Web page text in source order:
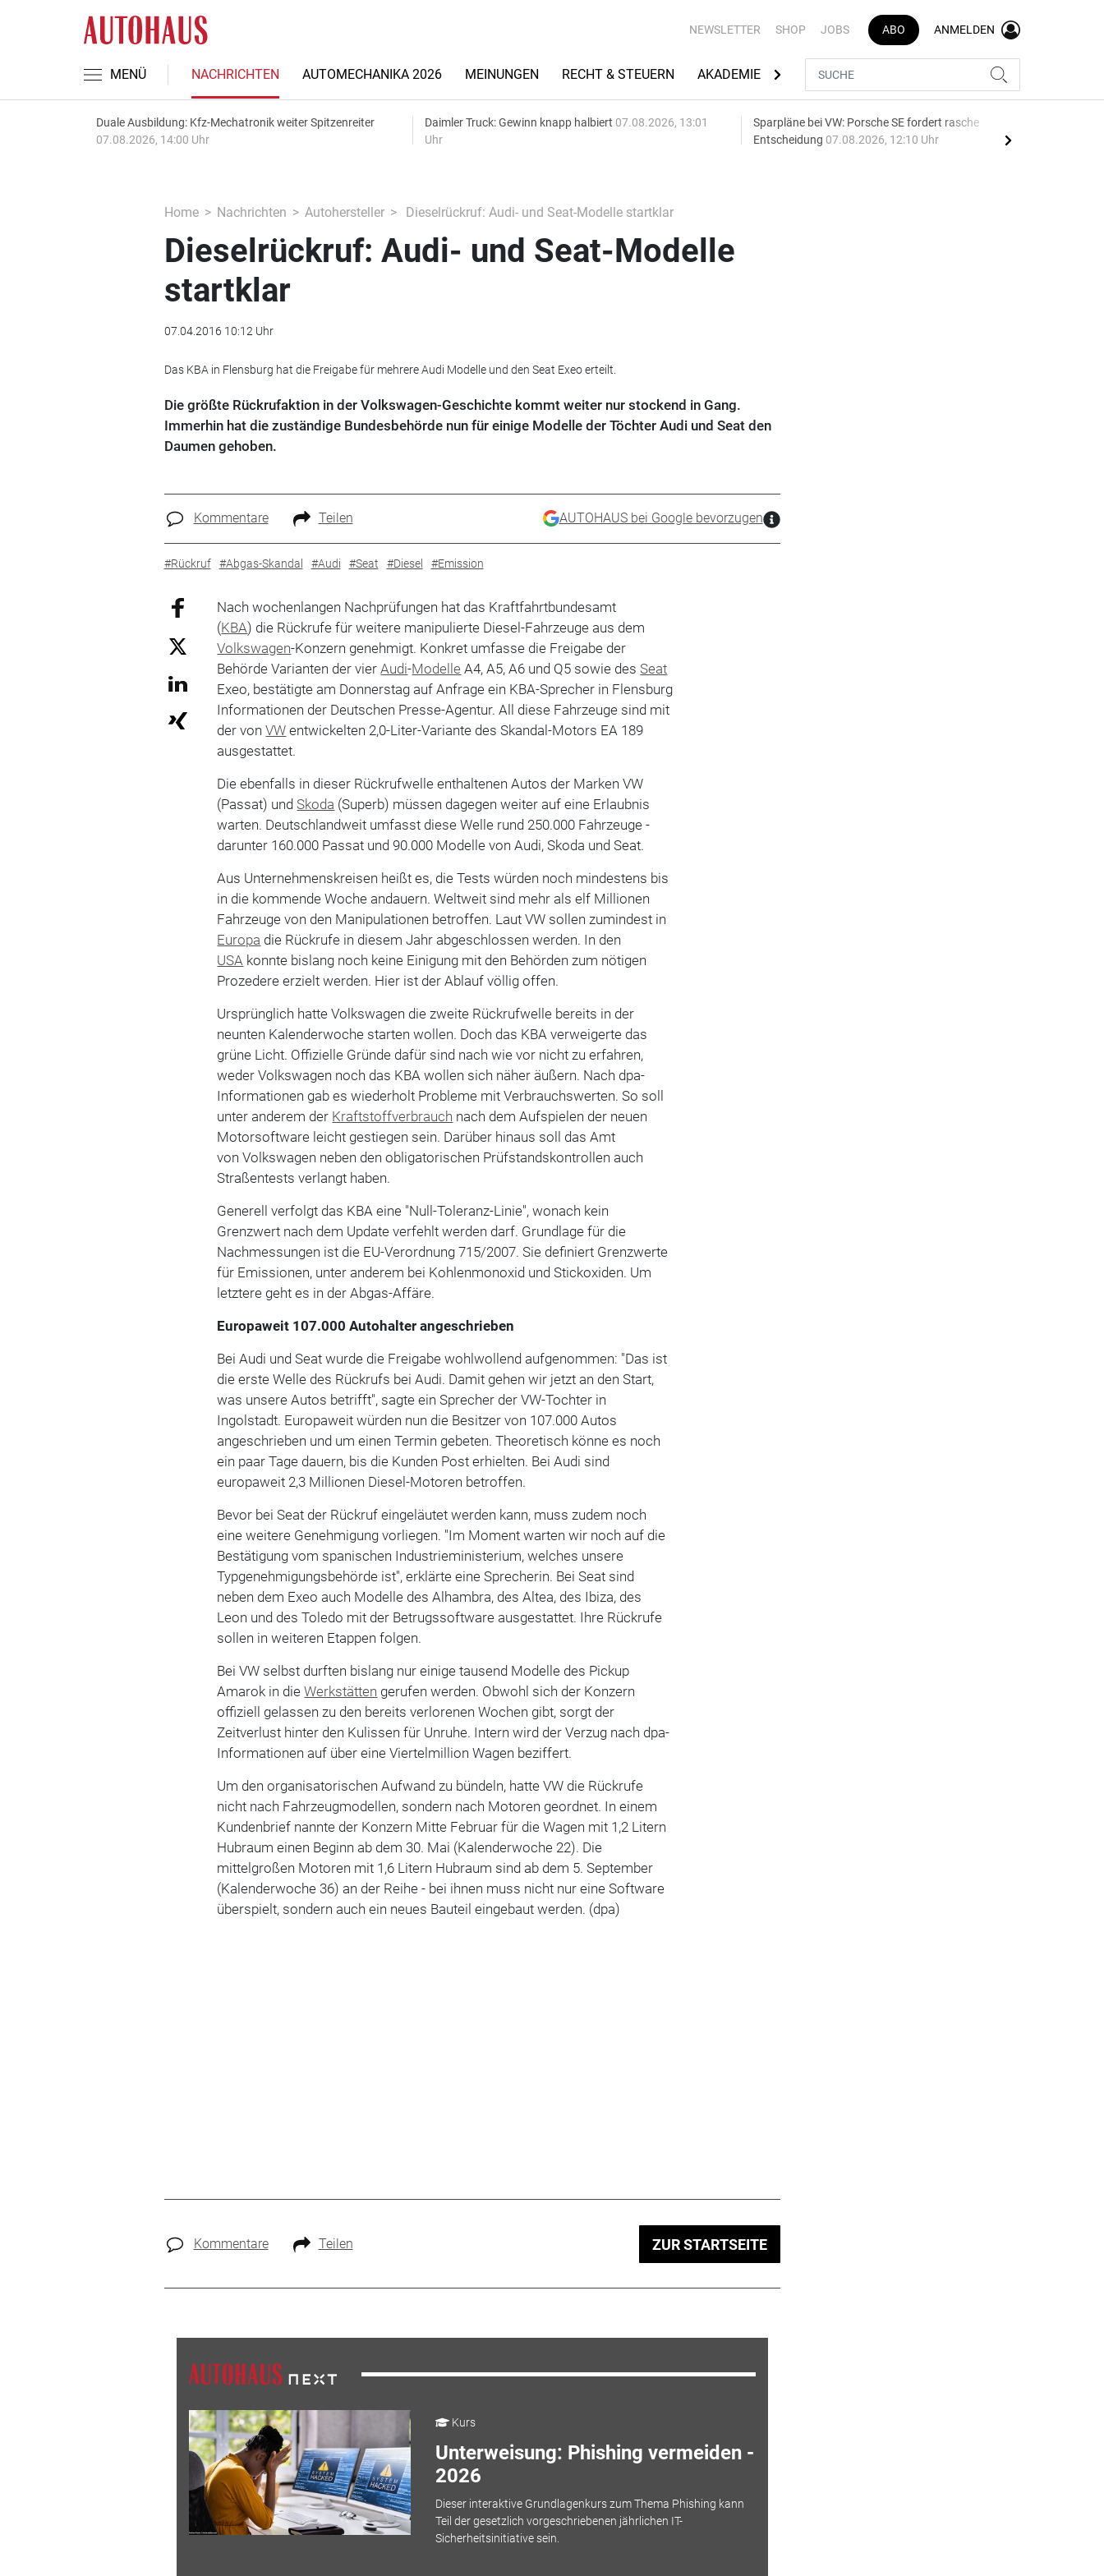
NEWSLETTER SHOP JOBS ABO ANMELDEN
MENÜ NACHRICHTEN AUTOMECHANIKA 2026 MEINUNGEN RECHT & STEUERN AKADEMIE AUTOMARKEN
Duale Ausbildung: Kfz-Mechatronik weiter Spitzenreiter
07.08.2026, 14:00 Uhr
Daimler Truck: Gewinn knapp halbiert 07.08.2026, 13:01
Uhr
Sparpläne bei VW: Porsche SE fordert rasche
Entscheidung 07.08.2026, 12:10 Uhr
Home Nachrichten Autohersteller Dieselrückruf: Audi- und Seat-Modelle startklar
Dieselrückruf: Audi- und Seat-Modelle
startklar
07.04.2016 10:12 Uhr
Das KBA in Flensburg hat die Freigabe für mehrere Audi Modelle und den Seat Exeo erteilt.
Die größte Rückrufaktion in der Volkswagen-Geschichte kommt weiter nur stockend in Gang.
Immerhin hat die zuständige Bundesbehörde nun für einige Modelle der Töchter Audi und Seat den
Daumen gehoben.
Kommentare Teilen AUTOHAUS bei Google bevorzugen
#Rückruf #Abgas-Skandal #Audi #Seat #Diesel #Emission
Nach wochenlangen Nachprüfungen hat das Kraftfahrtbundesamt
(KBA) die Rückrufe für weitere manipulierte Diesel-Fahrzeuge aus dem
Volkswagen-Konzern genehmigt. Konkret umfasse die Freigabe der
Behörde Varianten der vierAudi-Modelle A4, A5, A6 und Q5 sowie des Seat
Exeo, bestätigte am Donnerstag auf Anfrage ein KBA-Sprecher in Flensburg
Informationen der Deutschen Presse-Agentur. All diese Fahrzeuge sind mit
der vonVW entwickelten 2,0-Liter-Variante des Skandal-Motors EA 189
ausgestattet.
Die ebenfalls in dieser Rückrufwelle enthaltenen Autos der Marken VW
(Passat) und Skoda (Superb) müssen dagegen weiter auf eine Erlaubnis
warten. Deutschlandweit umfasst diese Welle rund 250.000 Fahrzeuge -
darunter 160.000 Passat und 90.000 Modelle von Audi, Skoda und Seat.
Aus Unternehmenskreisen heißt es, die Tests würden noch mindestens bis
in die kommende Woche andauern. Weltweit sind mehr als elf Millionen
Fahrzeuge von den Manipulationen betroffen. Laut VW sollen zumindest in
Europa die Rückrufe in diesem Jahr abgeschlossen werden. In den
USA konnte bislang noch keine Einigung mit den Behörden zum nötigen
Prozedere erzielt werden. Hier ist der Ablauf völlig offen.
Ursprünglich hatte Volkswagen die zweite Rückrufwelle bereits in der
neunten Kalenderwoche starten wollen. Doch das KBA verweigerte das
grüne Licht. Offizielle Gründe dafür sind nach wie vor nicht zu erfahren,
weder Volkswagen noch das KBA wollen sich näher äußern. Nach dpa-
Informationen gab es wiederholt Probleme mit Verbrauchswerten. So soll
unter anderem der Kraftstoffverbrauch nach dem Aufspielen der neuen
Motorsoftware leicht gestiegen sein. Darüber hinaus soll das Amt
von Volkswagen neben den obligatorischen Prüfstandskontrollen auch
Straßentests verlangt haben.
Generell verfolgt das KBA eine "Null-Toleranz-Linie", wonach kein
Grenzwert nach dem Update verfehlt werden darf. Grundlage für die
Nachmessungen ist die EU-Verordnung 715/2007. Sie definiert Grenzwerte
für Emissionen, unter anderem bei Kohlenmonoxid und Stickoxiden. Um
letztere geht es in der Abgas-Affäre.
Europaweit 107.000 Autohalter angeschrieben
Bei Audi und Seat wurde die Freigabe wohlwollend aufgenommen: "Das ist
die erste Welle des Rückrufs bei Audi. Damit gehen wir jetzt an den Start,
was unsere Autos betrifft", sagte ein Sprecher der VW-Tochter in
Ingolstadt. Europaweit würden nun die Besitzer von 107.000 Autos
angeschrieben und um einen Termin gebeten. Theoretisch könne es noch
ein paar Tage dauern, bis die Kunden Post erhielten. Bei Audi sind
europaweit 2,3 Millionen Diesel-Motoren betroffen.
Bevor bei Seat der Rückruf eingeläutet werden kann, muss zudem noch
eine weitere Genehmigung vorliegen. "Im Moment warten wir noch auf die
Bestätigung vom spanischen Industrieministerium, welches unsere
Typgenehmigungsbehörde ist", erklärte eine Sprecherin. Bei Seat sind
neben dem Exeo auch Modelle des Alhambra, des Altea, des Ibiza, des
Leon und des Toledo mit der Betrugssoftware ausgestattet. Ihre Rückrufe
sollen in weiteren Etappen folgen.
Bei VW selbst durften bislang nur einige tausend Modelle des Pickup
Amarok in dieWerkstätten gerufen werden. Obwohl sich der Konzern
offiziell gelassen zu den bereits verlorenen Wochen gibt, sorgt der
Zeitverlust hinter den Kulissen für Unruhe. Intern wird der Verzug nach dpa-
Informationen auf über eine Viertelmillion Wagen beziffert.
Um den organisatorischen Aufwand zu bündeln, hatte VW die Rückrufe
nicht nach Fahrzeugmodellen, sondern nach Motoren geordnet. In einem
Kundenbrief nannte der Konzern Mitte Februar für die Wagen mit 1,2 Litern
Hubraum einen Beginn ab dem 30. Mai (Kalenderwoche 22). Die
mittelgroßen Motoren mit 1,6 Litern Hubraum sind ab dem 5. September
(Kalenderwoche 36) an der Reihe - bei ihnen muss nicht nur eine Software
überspielt, sondern auch ein neues Bauteil eingebaut werden. (dpa)
Kommentare Teilen ZUR STARTSEITE
Kurs
Unterweisung: Phishing vermeiden -
2026
Dieser interaktive Grundlagenkurs zum Thema Phishing kann
Teil der gesetzlich vorgeschriebenen jährlichen IT-
Sicherheitsinitiative sein.